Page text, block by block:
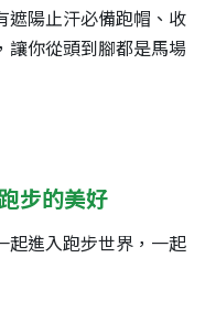
遮陽止汗必備跑帽、收
讓你從頭到腳都是馬場
步的美好
起進入跑步世界，一起